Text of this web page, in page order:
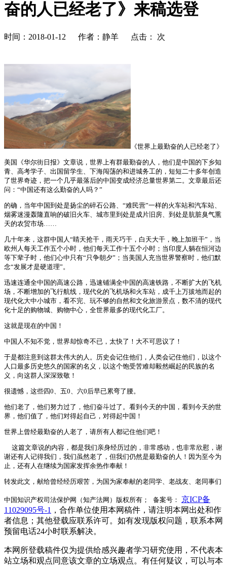
奋的人已经老了》来稿选登
时间：2018-01-12 作者：静羊 点击： 次
《世界上最勤奋的人已经老了》
美国《华尔街日报》文章说，世界上有群最勤奋的人，他们是中国的下乡知
青、高考学子、出国留学生、下海闯荡的和进城务工的，短短二十多年创造
了世界奇迹，把一个几乎最落后的中国变成经济总量世界第二。文章最后还
问：“中国还有这么勤奋的人吗？”
的确，当年中国到处是扬尘的碎石公路、“难民营”一样的火车站和汽车站、
烟雾迷漫轰隆直响的破旧火车、城市里到处是成片旧房、到处是肮脏臭气熏
天的农贸市场……
几十年来，这群中国人“睛天抢干，雨天巧干，白天大干，晚上加班干”，当
欧州人每天工作五个小时，他们每天工作十五个小时；当印度人躺在恒河边
等下辈子时，他们心中只有“只争朝夕”；当美国人充当世界警察时，他们默
念“发展才是硬道理”。
迅速连通全中国的高速公路，迅速铺满全中国的高速铁路，不断扩大的飞机
场，不断增加的飞行航线，现代化的飞机场和火车站，成千上万拔地而起的
现代化大中小城市，看不完、玩不够的自然和文化旅游景点，数不清的现代
化十足的购物城、购物中心，全世界最多的现代化工厂。
这就是现在的中国！
中国人不知不觉，世界却惊奇不已，太快了！大不可思议了！
于是都注意到这群太伟大的人。历史会记住他们，人类会记住他们，以这个
人口最多历史悠久的国家的名义，以这个饱受苦难却毅然崛起的民族的名
义，向这群人深深致敬！
很遗憾，这些四0、五0、六0后早已累弯了腰。
他们老了，他们努力过了，他们奋斗过了。看到今天的中国，看到今天的世
界，他们值了，他们对得起自己，对得起中国！
世界上曾经最勤奋的人老了，请所有人都记住他们吧！
这篇文章说的内容，都是我们亲身经历过的，非常感动，也非常欣慰，谢
谢还有人记得我们，我们虽然老了，但我们仍然是最勤奋的人！因为至今为
止，还有人在继续为国家发挥余热作奉献！
转发此文，献给曾经经历艰苦，为国为家奉献的老同学、老战友、老同事们
中国知识产权司法保护网（知产法网）版权所有； 备案号： 京ICP备
11029095号-1 ，合作单位使用本网稿件，请注明本网出处和作
者信息；其他登载应联系许可。如有发现版权问题，联系本网
预留电话24小时联系解决。
本网所登载稿件仅为提供给感兴趣者学习研究使用，不代表本
站立场和观点同意该文章的立场观点。有任何疑议，可以与本